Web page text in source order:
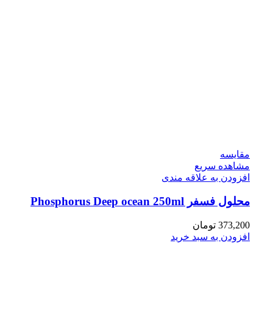
مقایسه
مشاهده سریع
افزودن به علاقه مندی
محلول فسفر Phosphorus Deep ocean 250ml
373,200 تومان
افزودن به سبد خرید